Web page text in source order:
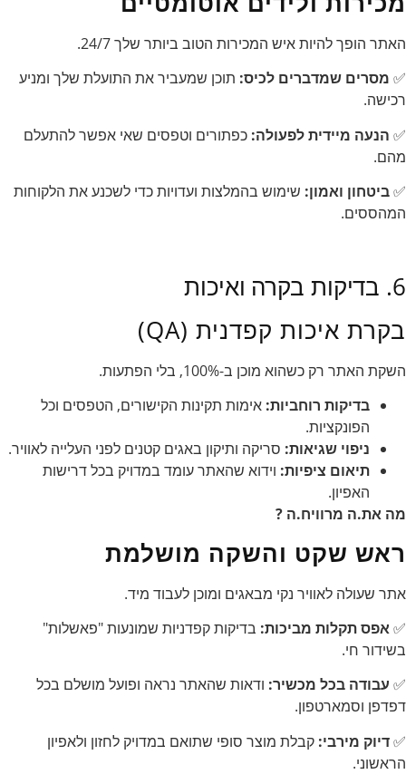
האתר הופך להיות איש המכירות הטוב ביותר שלך 24/7.
✅ מסרים שמדברים לכיס: תוכן שמעביר את התועלת שלך ומניע
רכישה.
✅ הנעה מיידית לפעולה: כפתורים וטפסים שאי אפשר להתעלם
מהם.
✅ביטחון ואמון: שימוש בהמלצות ועדויות כדי לשכנע את הלקוחות
המהססים.
6. בדיקות בקרה ואיכות
בקרת איכות קפדנית (QA)
השקת האתר רק כשהוא מוכן ב-100%, בלי הפתעות.
בדיקות רוחביות: אימות תקינות הקישורים, הטפסים וכל
הפונקציות.
ניפוי שגיאות: סריקה ותיקון באגים קטנים לפני העלייה לאוויר.
תיאום ציפיות: וידוא שהאתר עומד במדויק בכל דרישות
האפיון.
מה את.ה מרוויח.ה ?
ראש שקט והשקה מושלמת
אתר שעולה לאוויר נקי מבאגים ומוכן לעבוד מיד.
✅אפס תקלות מביכות: בדיקות קפדניות שמונעות "פאשלות"
בשידור חי.
✅ עבודה בכל מכשיר: ודאות שהאתר נראה ופועל מושלם בכל
דפדפן וסמארטפון.
✅דיוק מירבי: קבלת מוצר סופי שתואם במדויק לחזון ולאפיון
הראשוני.